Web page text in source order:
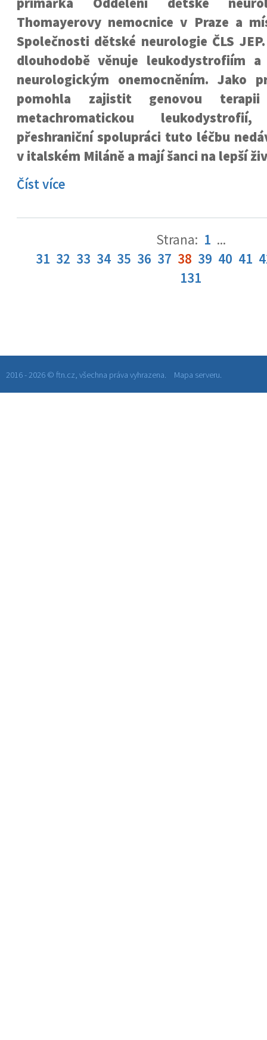
Thomayerovy nemocnice v Praze a
Společnosti dětské neurologie ČLS
dlouhodobě věnuje leukodystrofiím
neurologickým onemocněním. Jako
pomohla zajistit genovou
metachromatickou
přeshraniční spolupráci tuto léčbu
v italském Miláně a mají šanci na lepší
Číst více
Strana: 1 ...
31 32 33 34 35 36 37 38 39 40 41
131
2016 - 2026 © ftn.cz, všechna práva vyhrazena. Mapa serveru.